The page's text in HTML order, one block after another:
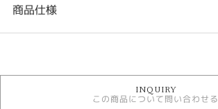
商品仕様
時計
INQUIRY
この商品について問い合わせる